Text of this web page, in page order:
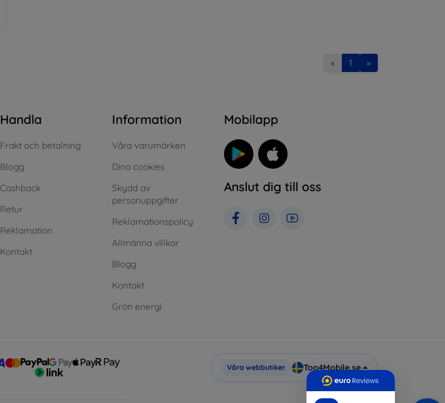
« 1 »
Handla
Frakt och betalning
Blogg
Cashback
Retur
Reklamation
Kontakt
Information
Våra varumärken
Dina cookies
Skydd av
personuppgifter
Reklamationspolicy
Allmänna villkor
Blogg
Kontakt
Grön energi
Mobilapp
Anslut dig till oss
Våra webbutiker Top4Mobile.se